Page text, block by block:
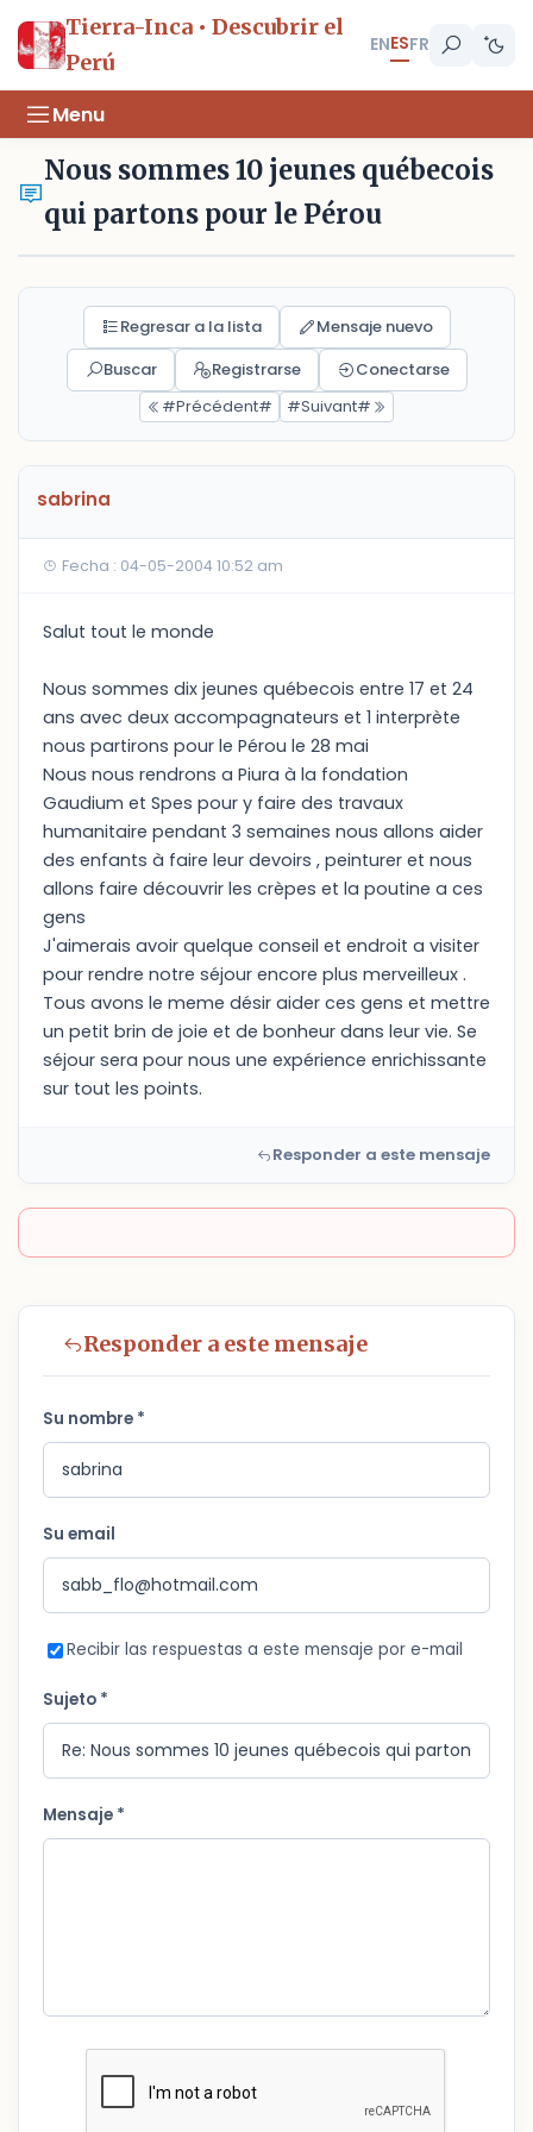
Tierra-Inca • Descubrir el
Perú
ENESFR
Menu
Nous sommes 10 jeunes québecois
qui partons pour le Pérou
Regresar a la lista
Mensaje nuevo
Buscar
Registrarse
Conectarse
#Précédent#
#Suivant#
sabrina
Fecha : 04-05-2004 10:52 am
Salut tout le monde
Nous sommes dix jeunes québecois entre 17 et 24
ans avec deux accompagnateurs et 1 interprète
nous partirons pour le Pérou le 28 mai
Nous nous rendrons a Piura à la fondation
Gaudium et Spes pour y faire des travaux
humanitaire pendant 3 semaines nous allons aider
des enfants à faire leur devoirs , peinturer et nous
allons faire découvrir les crèpes et la poutine a ces
gens
J'aimerais avoir quelque conseil et endroit a visiter
pour rendre notre séjour encore plus merveilleux .
Tous avons le meme désir aider ces gens et mettre
un petit brin de joie et de bonheur dans leur vie. Se
séjour sera pour nous une expérience enrichissante
sur tout les points.
Responder a este mensaje
Responder a este mensaje
Su nombre *
Su email
Recibir las respuestas a este mensaje por e-mail
Sujeto *
Mensaje *